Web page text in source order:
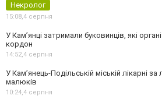
Некролог
15:08,4 серпня
У Кам’янці затримали буковинців, які
кордон
14:52,4 серпня
У Кам’янець-Подільській міській лікарні
малюків
10:24,4 серпня